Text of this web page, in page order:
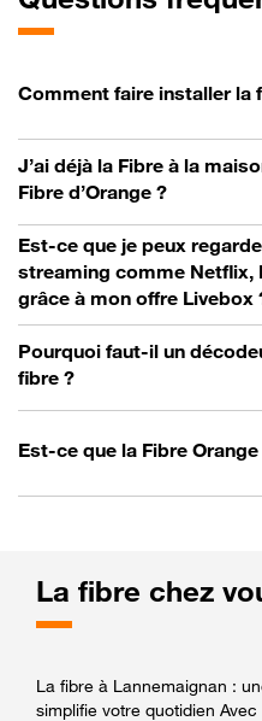
Comment faire installer la
J’ai déjà la Fibre à la
Fibre d’Orange ?
Est-ce que je peux
streaming comme Netflix,
grâce à mon offre Livebox
Pourquoi faut-il un
fibre ?
Est-ce que la Fibre
La fibre chez
La fibre à Lannemaignan :
simplifie votre quotidien